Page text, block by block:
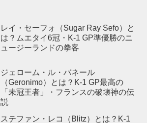
レイ・セーフォ（Sugar Ray Sefo）と
は？ムエタイ6冠・K-1 GP準優勝のニ
ュージーランドの拳客
ジェローム・ル・バネール
（Geronimo）とは？K-1 GP最高の
「未冠王者」・フランスの破壊神の伝
説
ステファン・レコ（Blitz）とは？K-1